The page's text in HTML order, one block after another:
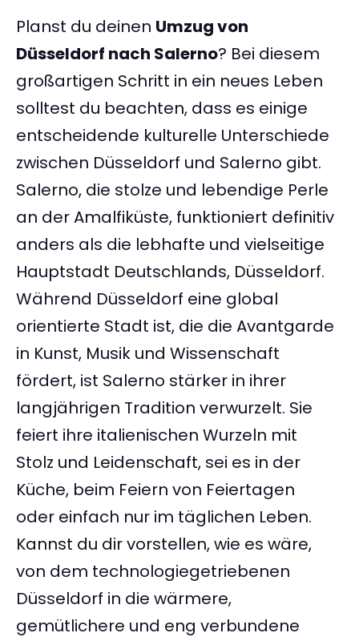
Planst du deinen Umzug von
Düsseldorf nach Salerno? Bei diesem
großartigen Schritt in ein neues Leben
solltest du beachten, dass es einige
entscheidende kulturelle Unterschiede
zwischen Düsseldorf und Salerno gibt.
Salerno, die stolze und lebendige Perle
an der Amalfiküste, funktioniert definitiv
anders als die lebhafte und vielseitige
Hauptstadt Deutschlands, Düsseldorf.
Während Düsseldorf eine global
orientierte Stadt ist, die die Avantgarde
in Kunst, Musik und Wissenschaft
fördert, ist Salerno stärker in ihrer
langjährigen Tradition verwurzelt. Sie
feiert ihre italienischen Wurzeln mit
Stolz und Leidenschaft, sei es in der
Küche, beim Feiern von Feiertagen
oder einfach nur im täglichen Leben.
Kannst du dir vorstellen, wie es wäre,
von dem technologiegetriebenen
Düsseldorf in die wärmere,
gemütlichere und eng verbundene